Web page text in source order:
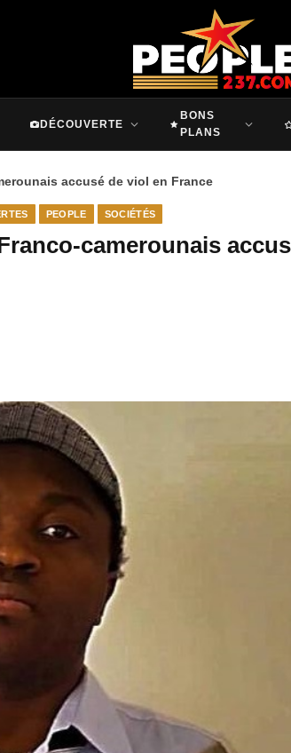
DÉCOUVERTE
BONS
PLANS
accusé de viol en France
PEOPLE SOCIÉTÉS
camerounais